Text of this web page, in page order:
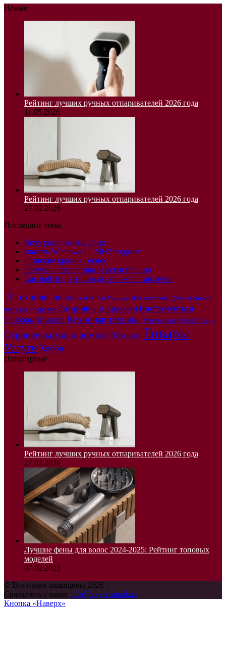
Новые
Рейтинг лучших ручных отпаривателей 2026 года
11.05.2026
Рейтинг лучших ручных отпаривателей 2026 года
27.02.2026
Последние темы
Хочу раздвижные двери
скачать Windows 11 24H2 торрент
Финские краски Текнос
Бонусы и фриспины за регистрацию
Как найти центр ухода за пожилыми легко
IT технологии Авто и мото Гаджеты Для животных Для чистоты и
порядка Здоровье Здоровье и красота Инструменты и
приборы Красота Кухонная техника Материалы Отдых Спорт
Строительство и ремонт Техника Товары
Услуги Хобби
Популярные
Рейтинг лучших ручных отпаривателей 2026 года
27.02.2026
Лучшие фены для волос 2024-2025: Рейтинг топовых
моделей
07.02.2025
© Все права защищены 2026 |
Свяжитесь с нами: info@expertsmark.ru
Кнопка «Наверх»